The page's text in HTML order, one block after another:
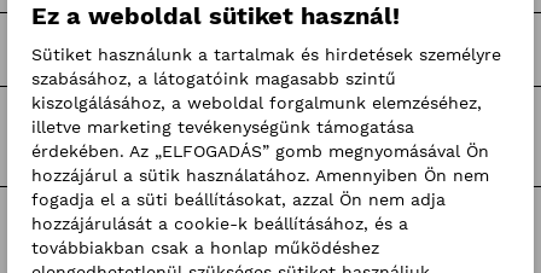
Hír-mix
BKIK hírek
Címkék
Ez a weboldal sütiket használ!
Sütiket használunk a tartalmak és hirdetések személyre
szabásához, a látogatóink magasabb szintű
kiszolgálásához, a weboldal forgalmunk elemzéséhez,
illetve marketing tevékenységünk támogatása
érdekében. Az „ELFOGADÁS” gomb megnyomásával Ön
hozzájárul a sütik használatához. Amennyiben Ön nem
fogadja el a süti beállításokat, azzal Ön nem adja
hozzájárulását a cookie-k beállításához, és a
továbbiakban csak a honlap működéshez